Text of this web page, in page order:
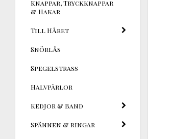
Knappar, Tryckknappar
& Hakar
Till Håret
Snörlås
Spegelstrass
Halvpärlor
Kedjor & Band
Spännen & ringar